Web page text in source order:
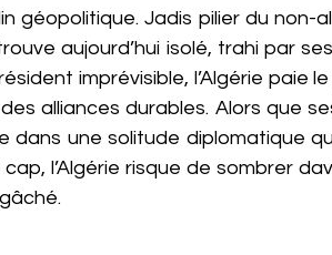
géopolitique. Jadis pilier du non-
aujourd’hui isolé, trahi par
imprévisible, l’Algérie paie
alliances durables. Alors que
dans une solitude diplomatique
l’Algérie risque de sombrer